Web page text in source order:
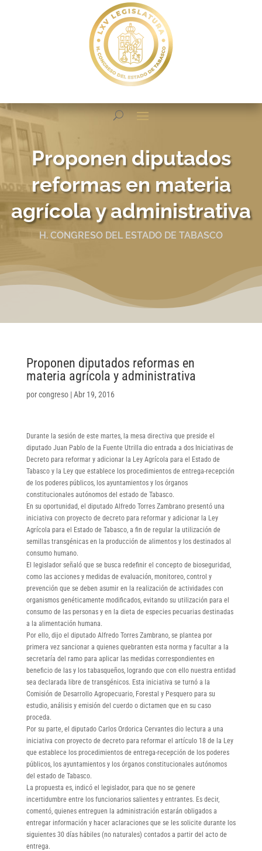
Proponen diputados
reformas en materia
agrícola y administrativa
H. CONGRESO DEL ESTADO DE TABASCO
Proponen diputados reformas en
materia agrícola y administrativa
porcongreso|Abr 19, 2016
Durante la sesión de este martes, la mesa directiva que preside el
diputado Juan Pablo de la Fuente Utrilla dio entrada a dos Iniciativas de
Decreto para reformar y adicionar la Ley Agrícola para el Estado de
Tabasco y la Ley que establece los procedimientos de entrega-recepción
de los poderes públicos, los ayuntamientos y los órganos
constitucionales autónomos del estado de Tabasco.
En su oportunidad, el diputado Alfredo Torres Zambrano presentó una
iniciativa con proyecto de decreto para reformar y adicionar la Ley
Agrícola para el Estado de Tabasco, a fin de regular la utilización de
semillas transgénicas en la producción de alimentos y los destinados al
consumo humano.
El legislador señaló que se busca redefinir el concepto de bioseguridad,
como las acciones y medidas de evaluación, monitoreo, control y
prevención que se deben asumir en la realización de actividades con
organismos genéticamente modificados, evitando su utilización para el
consumo de las personas y en la dieta de especies pecuarias destinadas
a la alimentación humana.
Por ello, dijo el diputado Alfredo Torres Zambrano, se plantea por
primera vez sancionar a quienes quebranten esta norma y facultar a la
secretaría del ramo para aplicar las medidas correspondientes en
beneficio de las y los tabasqueños, logrando que con ello nuestra entidad
sea declarada libre de transgénicos. Esta iniciativa se turnó a la
Comisión de Desarrollo Agropecuario, Forestal y Pesquero para su
estudio, análisis y emisión del cuerdo o dictamen que en su caso
proceda.
Por su parte, el diputado Carlos Ordorica Cervantes dio lectura a una
iniciativa con proyecto de decreto para reformar el artículo 18 de la Ley
que establece los procedimientos de entrega-recepción de los poderes
públicos, los ayuntamientos y los órganos constitucionales autónomos
del estado de Tabasco.
La propuesta es, indicó el legislador, para que no se genere
incertidumbre entre los funcionarios salientes y entrantes. Es decir,
comentó, quienes entreguen la administración estarán obligados a
entregar información y hacer aclaraciones que se les solicite durante los
siguientes 30 días hábiles (no naturales) contados a partir del acto de
entrega.